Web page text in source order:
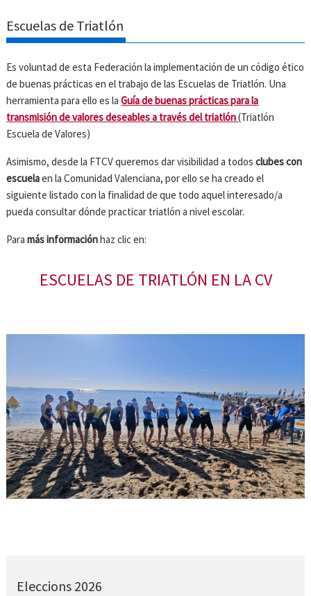
Escuelas de Triatlón
Es voluntad de esta Federación la implementación de un código ético
de buenas prácticas en el trabajo de las Escuelas de Triatlón. Una
herramienta para ello es laGuía de buenas prácticas para la
transmisión de valores deseables a través del triatlón(Triatlón
Escuela de Valores)
Asimismo, desde la FTCV queremos dar visibilidad a todosclubes con
escuelaen la Comunidad Valenciana, por ello se ha creado el
siguiente listado con la finalidad de que todo aquel interesado/a
pueda consultar dónde practicar triatlón a nivel escolar.
Paramás informaciónhaz clic en:
ESCUELAS DE TRIATLÓN EN LA CV
Eleccions 2026